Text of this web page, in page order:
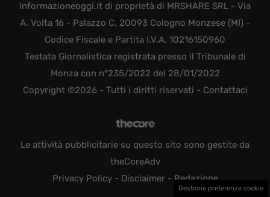
Informazioneoggi.it di proprietà di MRSHARE SRL - Via
A. Volta 16 - Palazzo C, 20093 Cologno Monzese (MI) -
Codice Fiscale e Partita I.V.A. 10216150960
Testata Giornalistica registrata presso il Tribunale di
Monza con n°235/2022 del 28/01/2022
Copyright ©2026 - Tutti i diritti riservati - Contattaci
Le attività pubblicitarie su questo sito sono gestite da
theCoreAdv
Privacy Policy- Disclaimer- Redazione
Gestione preferenze cookie